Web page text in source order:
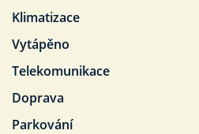
Klimatizace
Vytápěno
Telekomunikace
Doprava
Parkování